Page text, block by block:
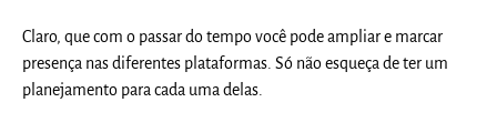
Claro, que com o passar do tempo você pode ampliar e marcar
presença nas diferentes plataformas. Só não esqueça de ter um
planejamento para cada uma delas.